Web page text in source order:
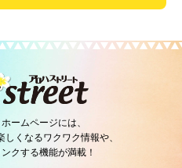
ームページには、
くなるワクワク情報や、
クする機能が満載！